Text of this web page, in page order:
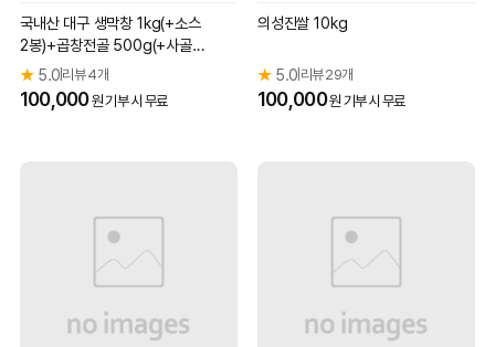
국내산 대구 생막창 1kg(+소스
2봉)+곱창전골 500g(+사골곰
탕 1팩)
★5.0 리뷰 4개
100,000원 기부 시 무료
의성진쌀 10kg
★ 5.0 리뷰 29개
100,000원 기부 시 무료